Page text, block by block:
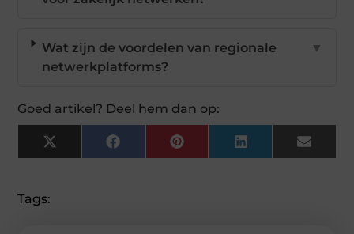
Wat zijn de voordelen van regionale
netwerkplatforms?
▼
Goed artikel? Deel hem dan op:
X
(Twitter)
FacebookPinterestLinkedIn Email
Tags: